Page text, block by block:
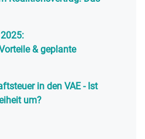
& geplante
in den VAE - Ist
um?